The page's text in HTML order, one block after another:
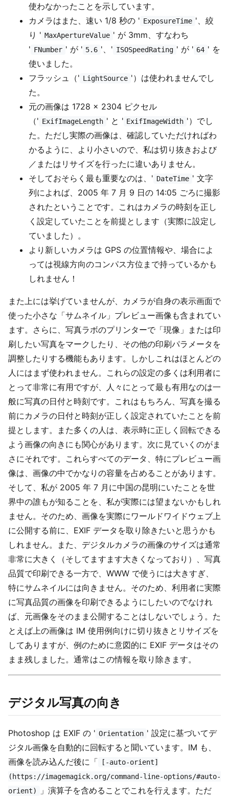
使わなかったことを示しています。
カメラはまた、速い 1/8 秒の ' ExposureTime '、絞
り ' MaxApertureValue ' が 3mm、すなわち
' FNumber ' が ' 5.6 '、' ISOSpeedRating ' が ' 64 ' を
使いました。
フラッシュ（' LightSource '）は使われませんでし
た。
元の画像は 1728 × 2304 ピクセル
（' ExifImageLength ' と ' ExifImageWidth '）でし
た。ただし実際の画像は、確認していただければわ
かるように、より小さいので、私は切り抜きおよび
／またはリサイズを行ったに違いありません。
そしておそらく最も重要なのは、' DateTime ' 文字
列によれば、2005 年 7 月 9 日の 14:05 ごろに撮影
されたということです。これはカメラの時刻を正し
く設定していたことを前提とします（実際に設定し
ていました）。
より新しいカメラは GPS の位置情報や、場合によ
っては視線方向のコンパス方位まで持っているかも
しれません！
また上には挙げていませんが、カメラが自身の表示画面で
使った小さな「サムネイル」プレビュー画像も含まれてい
ます。さらに、写真ラボのプリンターで「現像」または印
刷したい写真をマークしたり、その他の印刷パラメータを
調整したりする機能もあります。しかしこれはほとんどの
人にはまず使われません。これらの設定の多くは利用者に
とって非常に有用ですが、人々にとって最も有用なのは一
般に写真の日付と時刻です。これはもちろん、写真を撮る
前にカメラの日付と時刻が正しく設定されていたことを前
提とします。また多くの人は、表示時に正しく回転できる
よう画像の向きにも関心があります。次に見ていくのがま
さにそれです。これらすべてのデータ、特にプレビュー画
像は、画像の中でかなりの容量を占めることがあります。
そして、私が 2005 年 7 月に中国の昆明にいたことを世
界中の誰もが知ることを、私が実際には望まないかもしれ
ません。そのため、画像を実際にワールドワイドウェブ上
に公開する前に、EXIF データを取り除きたいと思うかも
しれません。また、デジタルカメラの画像のサイズは通常
非常に大きく（そしてますます大きくなっており）、写真
品質で印刷できる一方で、WWW で使うには大きすぎ、
特にサムネイルには向きません。そのため、利用者に実際
に写真品質の画像を印刷できるようにしたいのでなけれ
ば、元画像をそのまま公開することはしないでしょう。た
とえば上の画像は IM 使用例向けに切り抜きとリサイズを
してありますが、例のために意図的に EXIF データはその
まま残しました。通常はこの情報を取り除きます。
デジタル写真の向き
Photoshop は EXIF の ' Orientation ' 設定に基づいてデ
ジタル画像を自動的に回転すると聞いています。IM も、
画像を読み込んだ後に「
[-auto-orient]
(https://imagemagick.org/command-line-options/#auto-
orient)
」演算子を含めることでこれを行えます。ただ